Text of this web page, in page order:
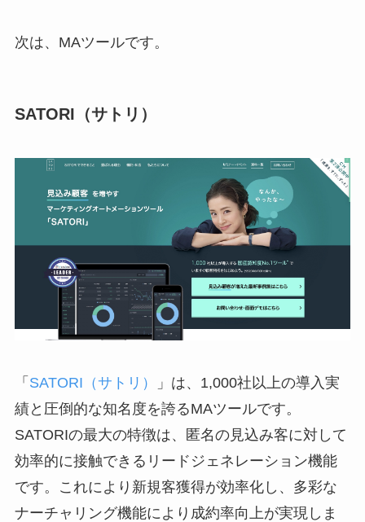
次は、MAツールです。
SATORI（サトリ）
「 SATORI（サトリ）
」は、1,000社以上の導入実
績と圧倒的な知名度を誇るMAツールです。
SATORIの最大の特徴は、匿名の見込み客に対して
効率的に接触できるリードジェネレーション機能
です。これにより新規客獲得が効率化し、多彩な
ナーチャリング機能により成約率向上が実現しま